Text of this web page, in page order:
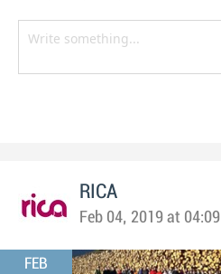
RICA
Feb 04, 2019 at 04:09
FEB